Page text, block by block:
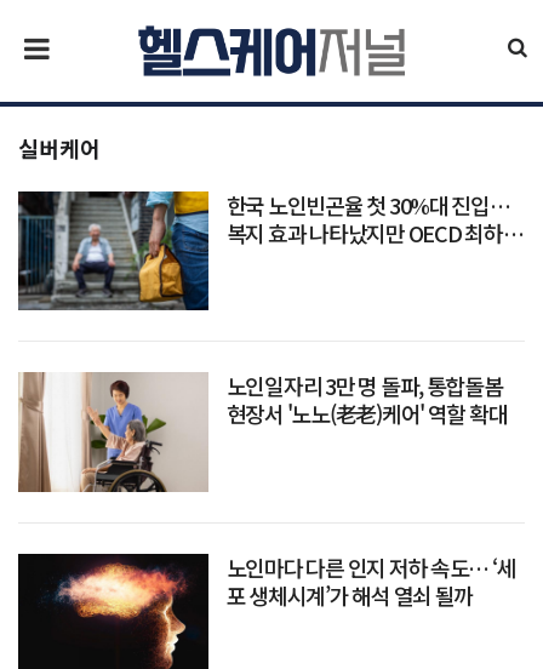
실버케어
한국 노인빈곤율 첫 30%대 진입…
복지 효과 나타났지만 OECD 최하위
노인일자리 3만 명 돌파, 통합돌봄
현장서 '노노(老老)케어' 역할 확대
노인마다 다른 인지 저하 속도… ‘세
포 생체시계’가 해석 열쇠 될까